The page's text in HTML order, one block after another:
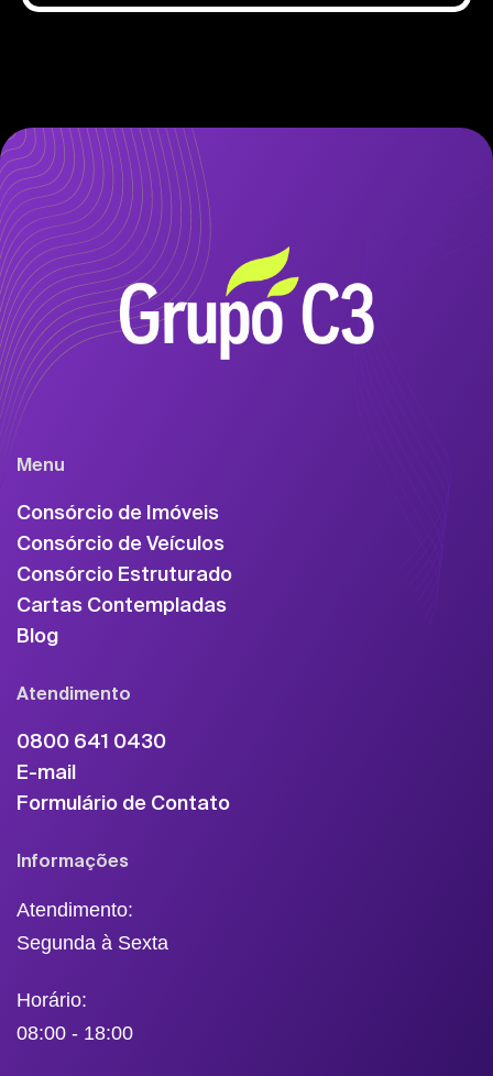
Menu
Consórcio de Imóveis
Consórcio de Veículos
Consórcio Estruturado
Cartas Contempladas
Blog
Atendimento
0800 641 0430
E-mail
Formulário de Contato
Informações
Atendimento:
Segunda à Sexta
Horário:
08:00 - 18:00